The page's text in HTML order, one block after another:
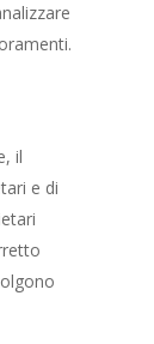
il
e di